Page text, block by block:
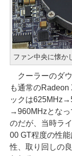
ファン中央に懐か
クーラーのダ
も通常のRadeon
ックは
→960MHzとなっ
のだが、当時ラ
00 GT程度の性
性、取り回しの